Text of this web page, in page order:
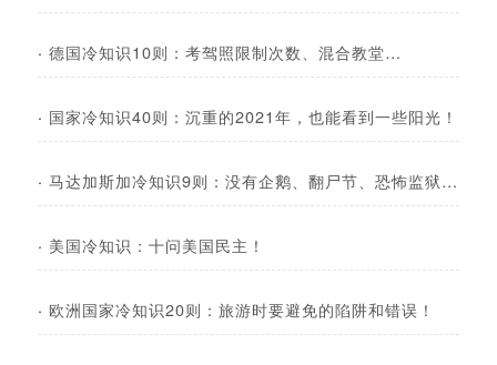
· 德国冷知识10则：考驾照限制次数、混合教堂…
· 国家冷知识40则：沉重的2021年，也能看到一些阳光！
· 马达加斯加冷知识9则：没有企鹅、翻尸节、恐怖监狱…
· 美国冷知识：十问美国民主！
· 欧洲国家冷知识20则：旅游时要避免的陷阱和错误！